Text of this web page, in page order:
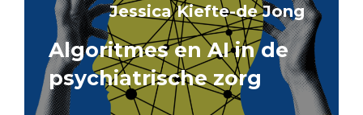
Jessica Kiefte-de Jong
Algoritmes en AI in de
psychiatrische zorg